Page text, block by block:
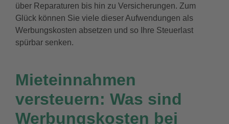
über Reparaturen bis hin zu Versicherungen. Zum
Glück können Sie viele dieser Aufwendungen als
Werbungskosten absetzen und so Ihre Steuerlast
spürbar senken.
Mieteinnahmen
versteuern: Was sind
Werbungskosten bei